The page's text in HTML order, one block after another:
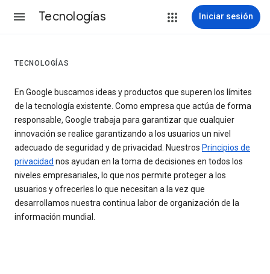
Tecnologías Iniciar sesión
TECNOLOGÍAS
En Google buscamos ideas y productos que superen los límites
de la tecnología existente. Como empresa que actúa de forma
responsable, Google trabaja para garantizar que cualquier
innovación se realice garantizando a los usuarios un nivel
adecuado de seguridad y de privacidad. Nuestros Principios de
privacidad nos ayudan en la toma de decisiones en todos los
niveles empresariales, lo que nos permite proteger a los
usuarios y ofrecerles lo que necesitan a la vez que
desarrollamos nuestra continua labor de organización de la
información mundial.